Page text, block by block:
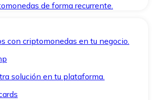
de forma recurrente.
con criptomonedas en tu negocio.
solución en tu plataforma.